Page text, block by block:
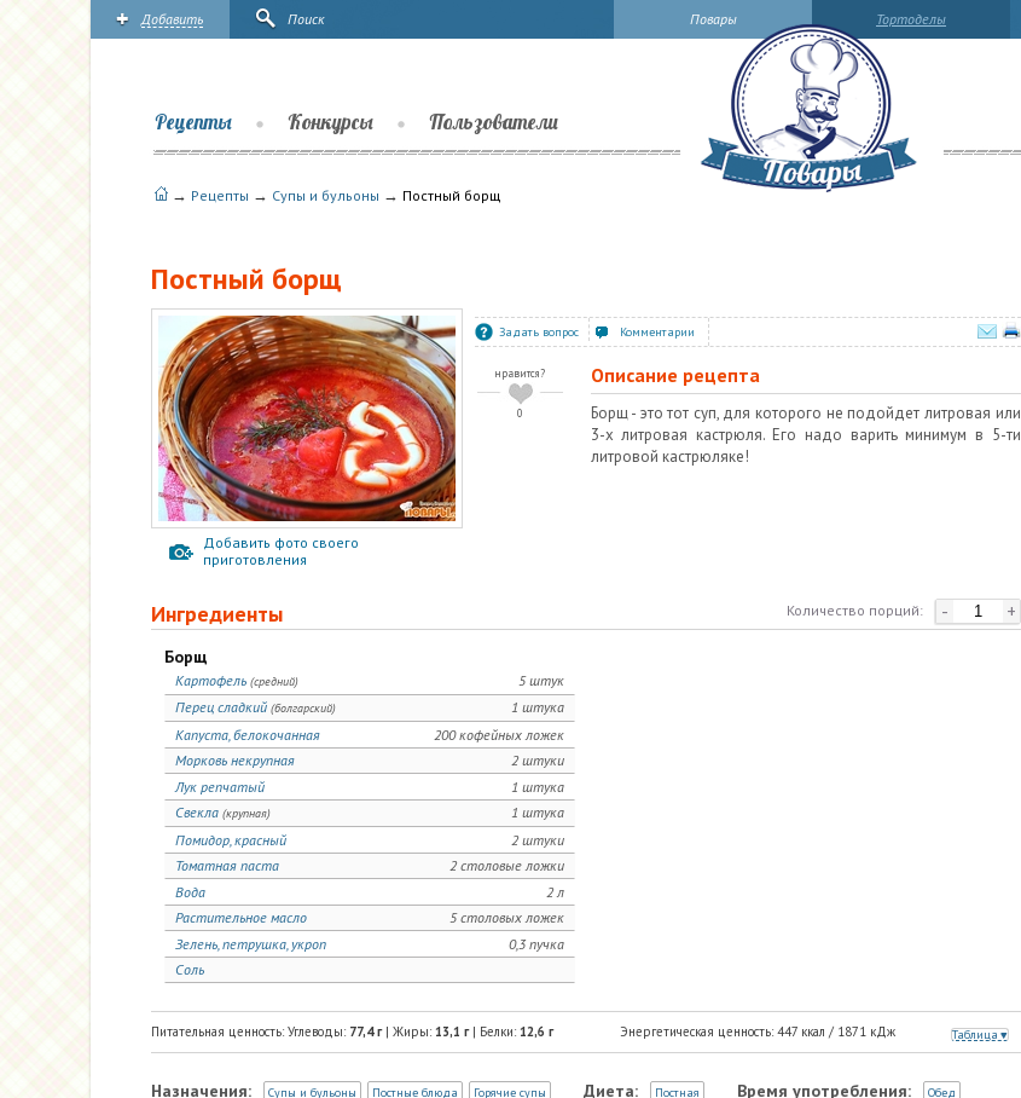
Тортоделы
Повары
Добавить Поиск
Рецепты Конкурсы Пользователи
→ Рецепты → Супы и бульоны → Постный борщ
Постный борщ
Добавить фото своего
приготовления
Задать вопрос Комментарии
нравится?
0
Описание рецепта
Борщ - это тот суп, для которого не подойдет литровая или
3-х литровая кастрюля. Его надо варить минимум в 5-ти
литровой кастрюляке!
- +
Количество порций:
Ингредиенты
Борщ
5 штук
Картофель(средний)
1 штука
Перец сладкий(болгарский)
200 кофейных ложек
Капуста, белокочанная
2 штуки
Морковь некрупная
1 штука
Лук репчатый
1 штука
Свекла(крупная)
2 штуки
Помидор, красный
2 столовые ложки
Томатная паста
2 л
Вода
5 столовых ложек
Растительное масло
0,3 пучка
Зелень, петрушка, укроп
Соль
Таблица
Энергетическая ценность: 447ккал / 1871кДж
Питательная ценность: Углеводы: 77,4г| Жиры: 13,1 г| Белки: 12,6 г
Назначения: Супы и бульоны Постные блюда Горячие супы Диета: Постная Время употребления: Обед